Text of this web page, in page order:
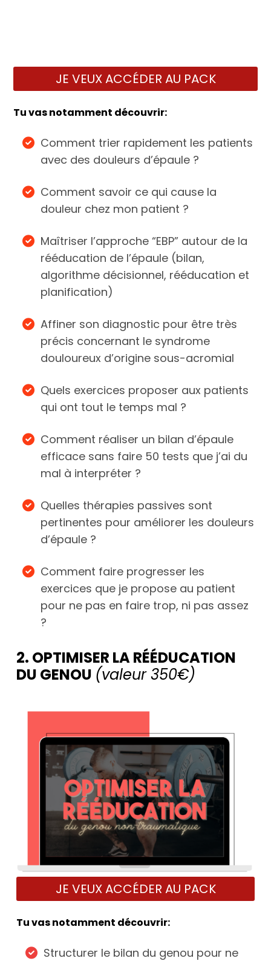
JE VEUX ACCÉDER AU PACK
Tu vas notamment découvrir:
Comment trier rapidement les patients
avec des douleurs d’épaule ?
Comment savoir ce qui cause la
douleur chez mon patient ?
Maîtriser l’approche “EBP” autour de la
rééducation de l’épaule (bilan,
algorithme décisionnel, rééducation et
planification)
Affiner son diagnostic pour être très
précis concernant le syndrome
douloureux d’origine sous-acromial
Quels exercices proposer aux patients
qui ont tout le temps mal ?
Comment réaliser un bilan d’épaule
efficace sans faire 50 tests que j’ai du
mal à interpréter ?
Quelles thérapies passives sont
pertinentes pour améliorer les douleurs
d’épaule ?
Comment faire progresser les
exercices que je propose au patient
pour ne pas en faire trop, ni pas assez
?
2. OPTIMISER LA RÉÉDUCATION
DU GENOU (valeur 350€)
JE VEUX ACCÉDER AU PACK
Tu vas notamment découvrir:
Structurer le bilan du genou pour ne